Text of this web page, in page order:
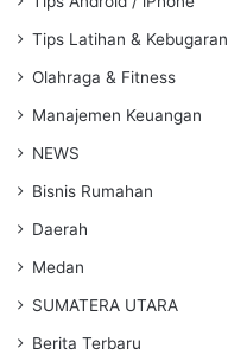
Tips Latihan & Kebugaran
Olahraga & Fitness
Manajemen Keuangan
NEWS
Bisnis Rumahan
Daerah
Medan
SUMATERA UTARA
Berita Terbaru